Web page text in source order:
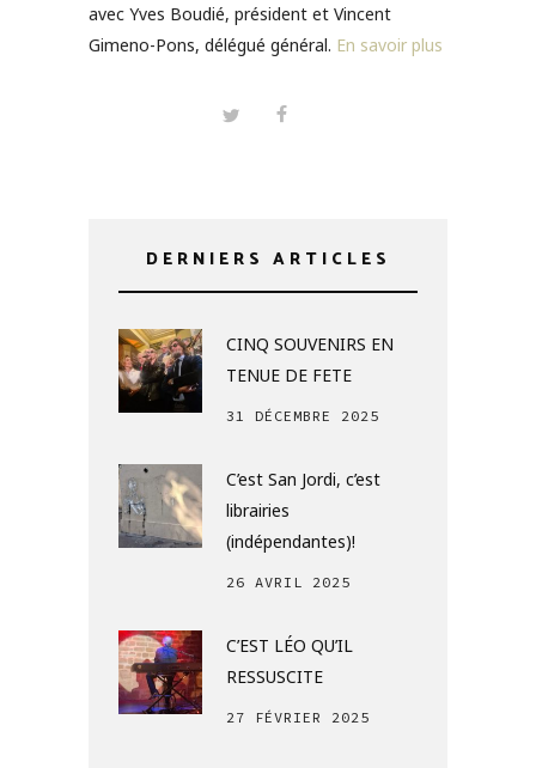
avec Yves Boudié, président et Vincent
Gimeno-Pons, délégué général. En savoir plus
DERNIERS ARTICLES
CINQ SOUVENIRS EN
TENUE DE FETE
31 DÉCEMBRE 2025
C’est San Jordi, c’est
librairies
(indépendantes)!
26 AVRIL 2025
C’EST LÉO QU’IL
RESSUSCITE
27 FÉVRIER 2025